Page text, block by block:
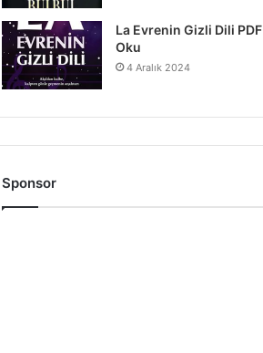
La Evrenin Gizli Dili PDF
Oku
4 Aralık 2024
Sponsor